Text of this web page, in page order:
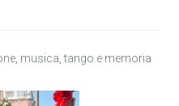
musica, tango e memoria